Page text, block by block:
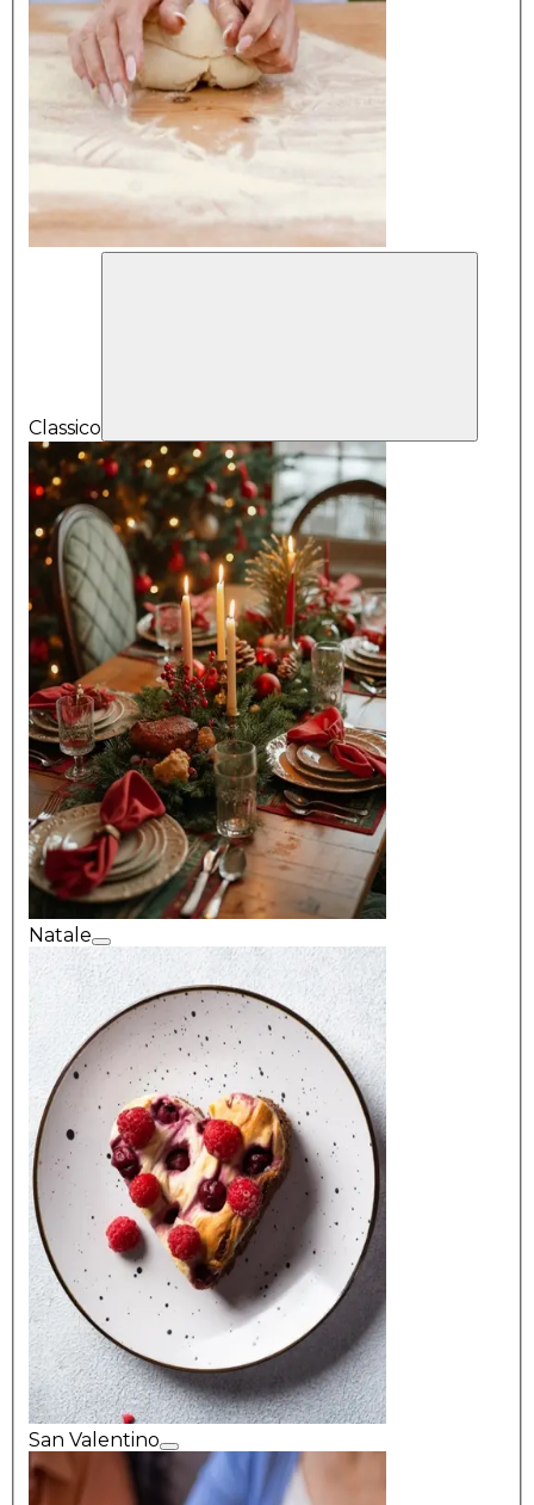
Classico
Natale
San Valentino